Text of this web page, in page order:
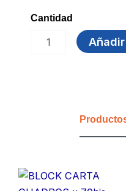
Cantidad
PELIKAN